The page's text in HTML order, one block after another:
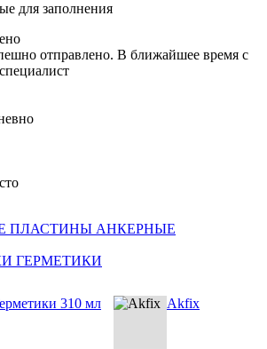
для заполнения
отправлено. В ближайшее время с
АНКЕРНЫЕ
ГЕРМЕТИКИ
310 мл Akfix